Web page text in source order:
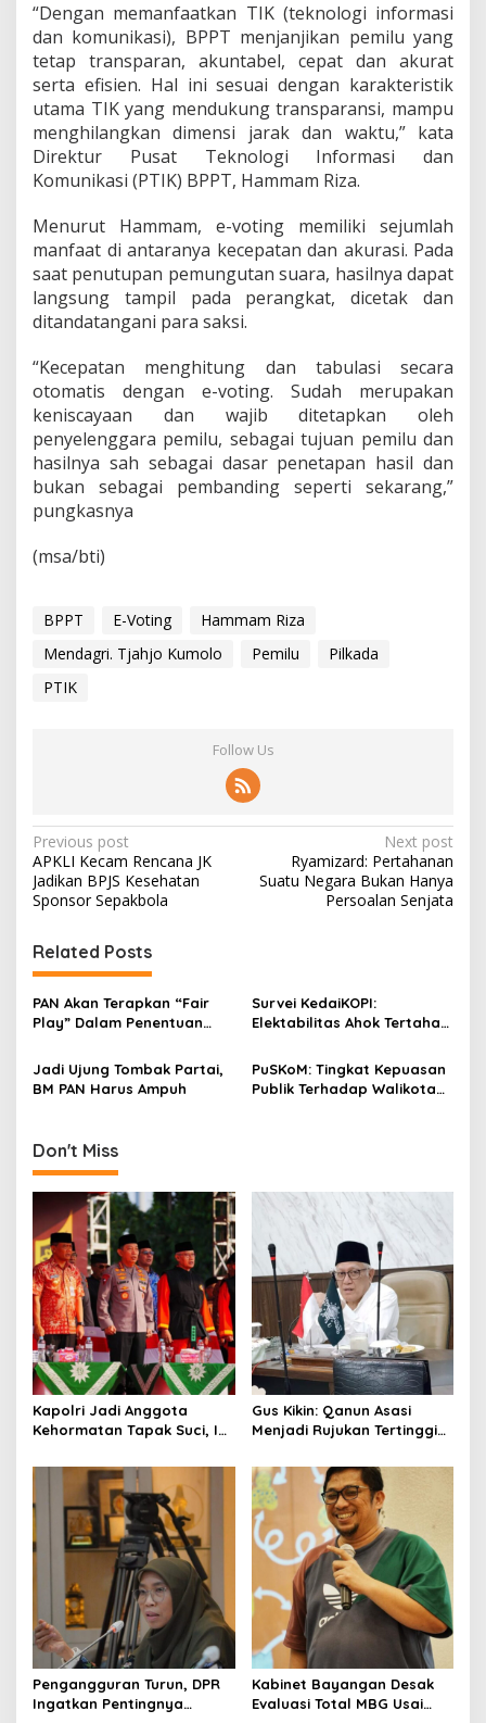
“Dengan memanfaatkan TIK (teknologi informasi
dan komunikasi), BPPT menjanjikan pemilu yang
tetap transparan, akuntabel, cepat dan akurat
serta efisien. Hal ini sesuai dengan karakteristik
utama TIK yang mendukung transparansi, mampu
menghilangkan dimensi jarak dan waktu,” kata
Direktur Pusat Teknologi Informasi dan
Komunikasi (PTIK) BPPT, Hammam Riza.
Menurut Hammam, e-voting memiliki sejumlah
manfaat di antaranya kecepatan dan akurasi. Pada
saat penutupan pemungutan suara, hasilnya dapat
langsung tampil pada perangkat, dicetak dan
ditandatangani para saksi.
“Kecepatan menghitung dan tabulasi secara
otomatis dengan e-voting. Sudah merupakan
keniscayaan dan wajib ditetapkan oleh
penyelenggara pemilu, sebagai tujuan pemilu dan
hasilnya sah sebagai dasar penetapan hasil dan
bukan sebagai pembanding seperti sekarang,”
pungkasnya
(msa/bti)
BPPT E-Voting
Hammam Riza
Mendagri. Tjahjo Kumolo
Pemilu
Pilkada
PTIK
Follow Us
P
o
s
t
n
a
v
i
g
t
i
o
n
Previous post
APKLI Kecam Rencana JK
Jadikan BPJS Kesehatan
Sponsor Sepakbola
Next post
Ryamizard: Pertahanan
Suatu Negara Bukan Hanya
Persoalan Senjata
Related Posts
PAN Akan Terapkan “Fair
Play” Dalam Penentuan
Survei KedaiKOPI:
Elektabilitas Ahok Tertahan,
Jadi Ujung Tombak Partai,
BM PAN Harus Ampuh
PuSKoM: Tingkat Kepuasan
Publik Terhadap Walikota
Don't Miss
Kapolri Jadi Anggota
Kehormatan Tapak Suci, Ini
Gus Kikin: Qanun Asasi
Menjadi Rujukan Tertinggi
Pengangguran Turun, DPR
Ingatkan Pentingnya
Kabinet Bayangan Desak
Evaluasi Total MBG Usai